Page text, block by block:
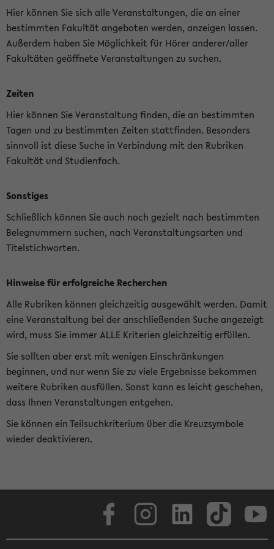
Hier können Sie sich alle Veranstaltungen, die an einer
bestimmten Fakultät angeboten werden, anzeigen lassen.
Außerdem haben Sie Möglichkeit für Hörer anderer/aller
Fakultäten geöffnete Veranstaltungen zu suchen.
Zeiten
Hier können Sie Veranstaltung finden, die an bestimmten
Tagen und zu bestimmten Zeiten stattfinden. Besonders
sinnvoll ist diese Suche in Verbindung mit den Rubriken
Fakultät und Studienfach.
Sonstiges
Schließlich können Sie auch noch gezielt nach bestimmten
Belegnummern suchen, nach Veranstaltungsarten und
Titelstichworten.
Hinweise für erfolgreiche Recherchen
Alle Rubriken können gleichzeitig ausgewählt werden. Damit
eine Veranstaltung bei der anschließenden Suche angezeigt
wird, muss Sie immer ALLE Kriterien gleichzeitig erfüllen.
Sie sollten aber erst mit wenigen Einschränkungen
beginnen, und nur wenn Sie zu viele Ergebnisse bekommen
weitere Rubriken ausfüllen. Sonst kann es leicht geschehen,
dass Ihnen Veranstaltungen entgehen.
Sie können ein Teilsuchkriterium über die Kreuzsymbole
wieder deaktivieren.